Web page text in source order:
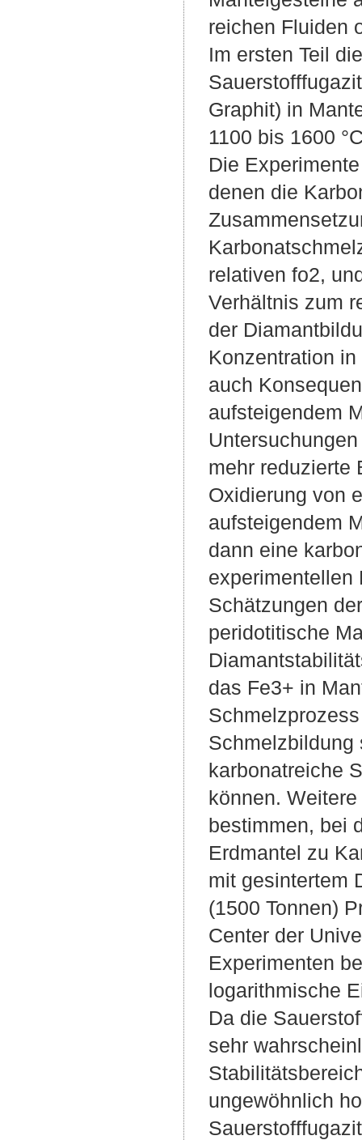
reichen Fluiden
Im ersten Teil
Graphit) in
1100 bis 1600
Die
denen die
relativen fo2,
Verhältnis zum
der
Konzentration
auch
aufsteigendem
mehr reduzierte
Oxidierung von
aufsteigendem
dann eine
experimentellen
Schätzungen
peridotitische
das Fe3+ in
Schmelzbildung
karbonatreiche
können.
bestimmen, bei
Erdmantel zu
mit gesintertem
(1500 Tonnen)
Center der
Experimenten
logarithmische
Da die
sehr
ungewöhnlich